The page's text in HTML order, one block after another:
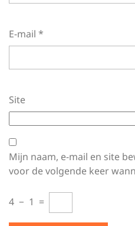
E-mail *
Site
Mijn naam, e-mail en site
voor de volgende keer
4 − 1 =